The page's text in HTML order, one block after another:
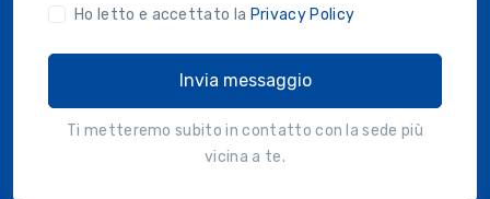
Ho letto e accettato la Privacy Policy
Invia messaggio
Ti metteremo subito in contatto con la sede più
vicina a te.